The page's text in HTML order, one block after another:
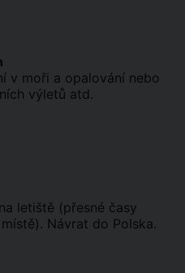
v moři a opalování nebo
výletů atd.
letiště (přesné časy
Návrat do Polska.